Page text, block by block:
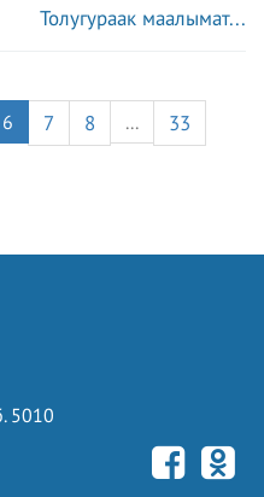
Толугураак маалымат...
6 7 8 ...
33
5010